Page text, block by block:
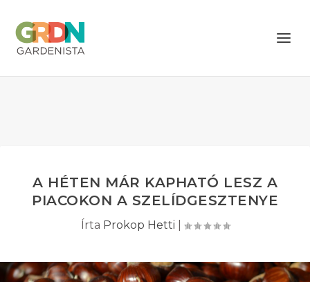
A HÉTEN MÁR KAPHATÓ LESZ A
PIACOKON A SZELÍDGESZTENYE
Írta Prokop Hetti